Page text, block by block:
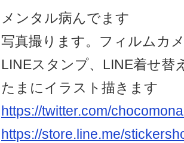
メンタル病んでます
写真撮ります。フィルムカ
LINEスタンプ、LINE着せ替
たまにイラスト描きます
https://twitter.com/
https://store.line.me/